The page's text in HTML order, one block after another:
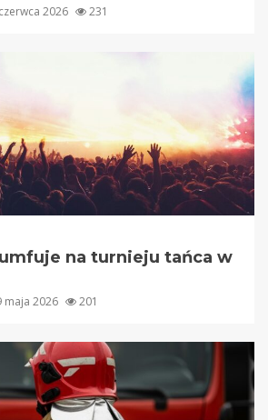
2026 231
na turnieju tańca w
maja 2026 201